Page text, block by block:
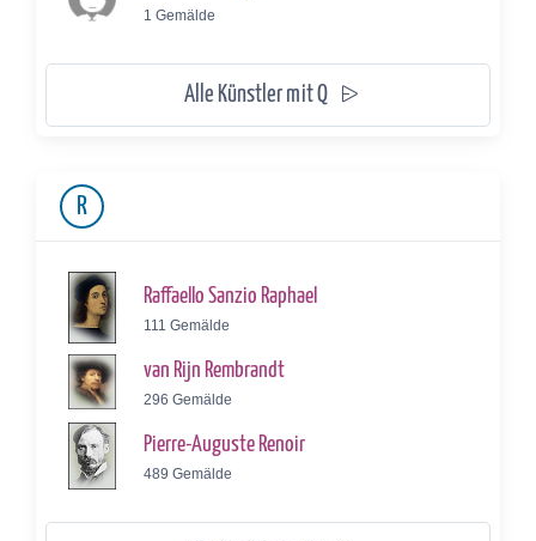
1 Gemälde
Alle Künstler mit Q
R
Raffaello Sanzio Raphael
111 Gemälde
van Rijn Rembrandt
296 Gemälde
Pierre-Auguste Renoir
489 Gemälde